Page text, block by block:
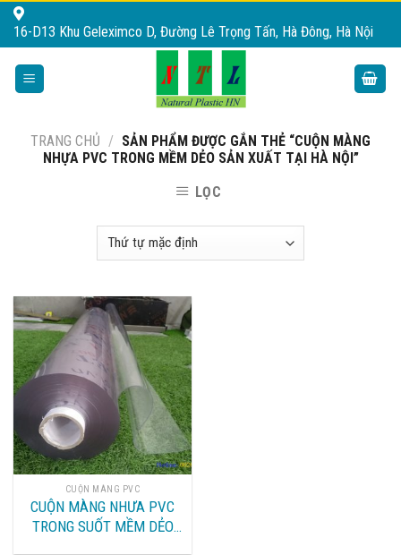
Skip
16-D13 Khu Geleximco D, Đường Lê Trọng Tấn, Hà Đông, Hà Nội
TRANG CHỦ / SẢN PHẨM ĐƯỢC GẮN THẺ “CUỘN MÀNG
NHỰA PVC TRONG MỀM DẺO SẢN XUẤT TẠI HÀ NỘI”
LỌC
CUỘN MÀNG PVC
CUỘN MÀNG NHƯA PVC
TRONG SUỐT MỀM DẺO